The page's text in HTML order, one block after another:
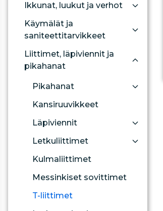
Ikkunat, luukut ja verhot
Käymälät ja
saniteettitarvikkeet
Liittimet, läpiviennit ja
pikahanat
Pikahanat
Kansiruuvikkeet
Läpiviennit
Letkuliittimet
Kulmaliittimet
Messinkiset sovittimet
T-liittimet